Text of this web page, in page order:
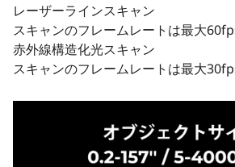
レーザーラインスキャン
スキャンのフレームレートは最大
赤外線構造化光スキャン
スキャンのフレームレートは最大